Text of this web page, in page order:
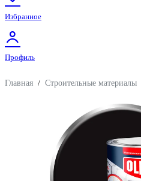
Избранное
Профиль
Главная / Строительные материалы